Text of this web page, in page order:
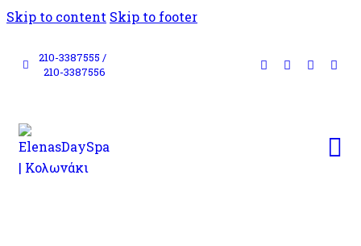
Skip to content Skip to footer
210-3387555 /
210-3387556